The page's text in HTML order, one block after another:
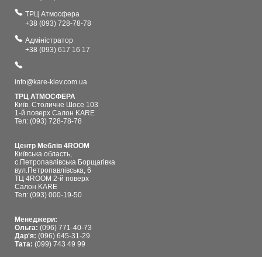
ТРЦ Атмосфера
+38 (093) 728-78-78
Адміністратор
+38 (093) 617 16 17
info@kare-kiev.com.ua
ТРЦ АТМОСФЕРА
Київ. Столичне Шосе 103
1-й поверх Салон KARE
Тел: (093) 728-78-78
Центр Меблів 4ROOM
Київська область,
с.Петропавлівська Борщагівка
вул.Петропавлівська, 6
ТЦ 4ROOM 2-й поверх
Салон KARE
Тел: (093) 000-19-50
Менеджери:
Ольга: (096) 771-40-73
Дар'я: (096) 645-31-29
Тата: (099) 743 49 99